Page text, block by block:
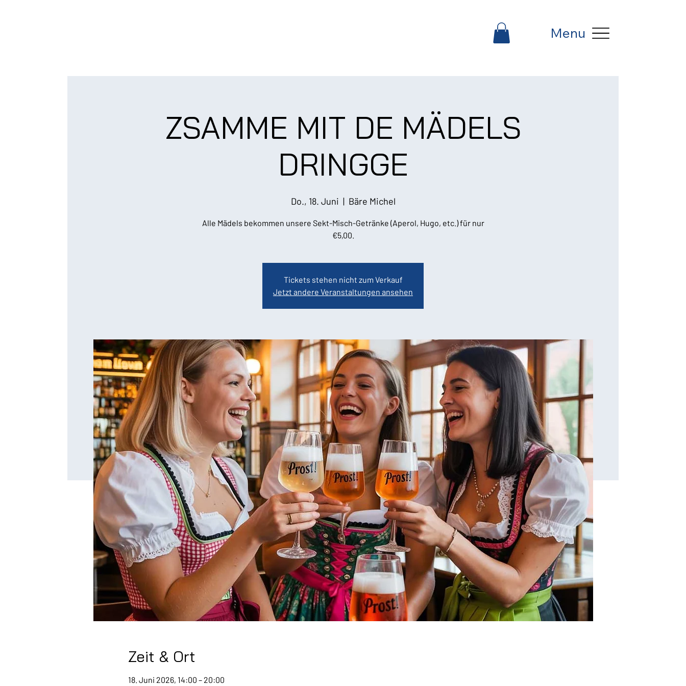
Menu
ZSAMME MIT DE MÄDELS
DRINGGE
Do., 18. Juni
  |
Bäre Michel
Alle Mädels bekommen unsere Sekt-Misch-Getränke (Aperol, Hugo, etc.) für nur
€5,00.
Tickets stehen nicht zum Verkauf
Jetzt andere Veranstaltungen ansehen
Zeit & Ort
18. Juni 2026, 14:00 – 20:00